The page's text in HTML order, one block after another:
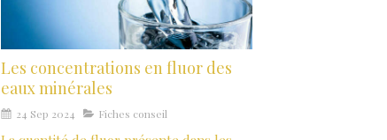
Les concentrations en fluor des
eaux minérales
24 Sep 2024 Fiches conseil